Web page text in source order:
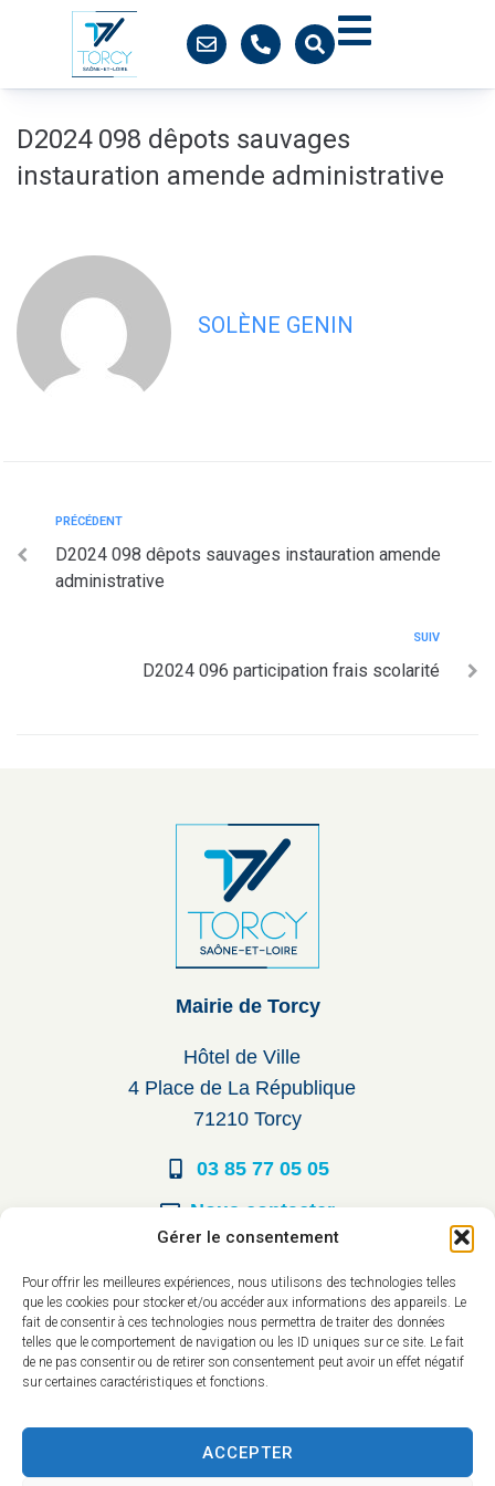
Gérer le consentement
Pour offrir les meilleures expériences, nous utilisons des technologies telles
que les cookies pour stocker et/ou accéder aux informations des appareils. Le
fait de consentir à ces technologies nous permettra de traiter des données
telles que le comportement de navigation ou les ID uniques sur ce site. Le fait
de ne pas consentir ou de retirer son consentement peut avoir un effet négatif
sur certaines caractéristiques et fonctions.
ACCEPTER
D2024 098 dêpots sauvages
instauration amende administrative
SOLÈNE GENIN
PRÉCÉDENT
D2024 098 dêpots sauvages instauration amende
administrative
SUIV
D2024 096 participation frais scolarité
Mairie de Torcy
Hôtel de Ville
4 Place de La République
71210 Torcy
03 85 77 05 05
Nous contacter
Du lundi au vendredi :
8h30 à 12h00